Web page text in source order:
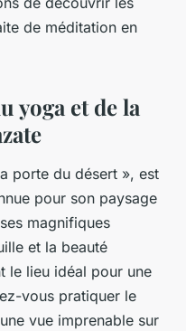
de méditation en
yoga et de la
porte du désert », est
pour son paysage
magnifiques
et la beauté
le lieu idéal pour une
vous pratiquer le
vue imprenable sur